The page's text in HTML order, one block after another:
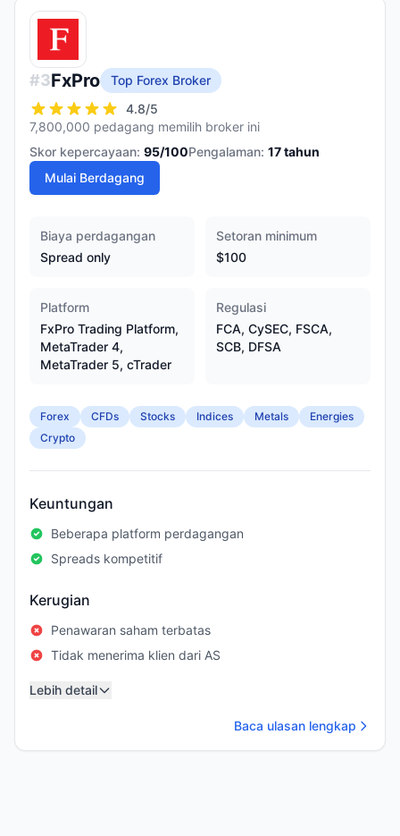
#3FxPro
Top Forex Broker
4.8/5
7,800,000 pedagang memilih broker ini
Skor kepercayaan: 95/100Pengalaman: 17tahun
Mulai Berdagang
Biaya perdagangan
Spread only
Setoran minimum
$100
Platform
FxPro Trading Platform,
MetaTrader 4,
MetaTrader 5, cTrader
Regulasi
FCA, CySEC, FSCA,
SCB, DFSA
Forex CFDs Stocks Indices Metals
Energies
Crypto
Keuntungan
Beberapa platform perdagangan
Spreads kompetitif
Kerugian
Penawaran saham terbatas
Tidak menerima klien dari AS
Lebih detail
Baca ulasan lengkap